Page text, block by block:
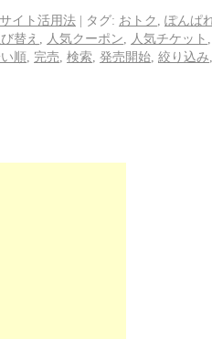
イト活用法 | タグ: おトク
ぽんぱ
替え 人気クーポン 人気チケット
順 完売 検索 発売開始 絞り込み